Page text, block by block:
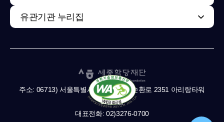
유관기관 누리집
주소: 06713) 서울특별시 서초구 남부순환로 2351 아리랑타워
11,13층
대표전화: 02)3276-0700